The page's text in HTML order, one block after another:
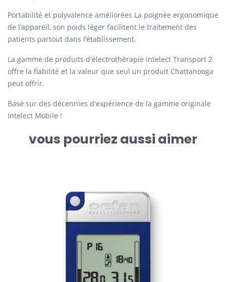
Portabilité et polyvalence améliorées La poignée ergonomique
de l’appareil, son poids léger facilitent le traitement des
patients partout dans l’établissement.
La gamme de produits d'électrothérapie Intelect Transport 2
offre la fiabilité et la valeur que seul un produit Chattanooga
peut offrir.
Basé sur des décennies d'expérience de la gamme originale
Intelect Mobile !
vous pourriez aussi aimer